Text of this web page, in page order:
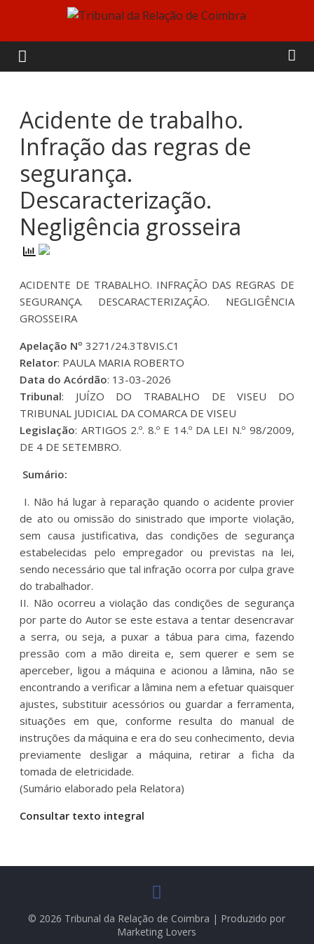
content
Tribunal
da
Relação
de
Coimbra
Acidente de trabalho.
Infração das regras de
segurança.
Descaracterização.
Negligência grosseira
ACIDENTE DE TRABALHO. INFRAÇÃO DAS REGRAS DE
SEGURANÇA. DESCARACTERIZAÇÃO. NEGLIGÊNCIA
GROSSEIRA
Apelação Nº 3271/24.3T8VIS.C1
Relator: PAULA MARIA ROBERTO
Data do Acórdão: 13-03-2026
Tribunal: JUÍZO DO TRABALHO DE VISEU DO
TRIBUNAL JUDICIAL DA COMARCA DE VISEU
Legislação: ARTIGOS 2.º. 8.º E 14.º DA LEI N.º 98/2009,
DE 4 DE SETEMBRO.
Sumário:
I. Não há lugar à reparação quando o acidente provier
de ato ou omissão do sinistrado que importe violação,
sem causa justificativa, das condições de segurança
estabelecidas pelo empregador ou previstas na lei,
sendo necessário que tal infração ocorra por culpa grave
do trabalhador.
II. Não ocorreu a violação das condições de segurança
por parte do Autor se este estava a tentar desencravar
a serra, ou seja, a puxar a tábua para cima, fazendo
pressão com a mão direita e, sem querer e sem se
aperceber, ligou a máquina e acionou a lâmina, não se
encontrando a verificar a lâmina nem a efetuar quaisquer
ajustes, substituir acessórios ou guardar a ferramenta,
situações em que, conforme resulta do manual de
instruções da máquina e era do seu conhecimento, devia
previamente desligar a máquina, retirar a ficha da
tomada de eletricidade.
(Sumário elaborado pela Relatora)
Consultar texto integral
© 2026 Tribunal da Relação de Coimbra | Produzido por
Marketing Lovers